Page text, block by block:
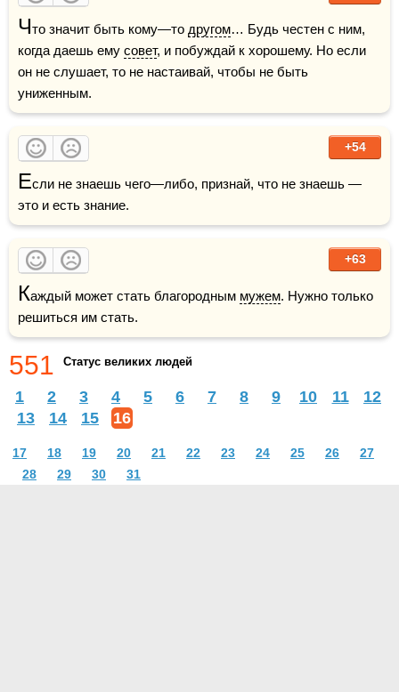
Что значит быть кому—то другом… Будь честен с ним,
когда даешь ему совет, и побуждай к хорошему. Но если
он не слушает, то не настаивай, чтобы не быть
униженным.
+54
Если не знаешь чего—либо, признай, что не знаешь —
это и есть знание.
+63
Каждый может стать благородным мужем. Нужно только
решиться им стать.
551 Статус великих людей
1 2 3 4 5 6 7 8 9 10 11
12
13
14 15 16
17 18 19 20 21 22 23 24 25 26
27
28
29 30 31